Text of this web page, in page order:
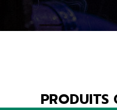
PRODUITS